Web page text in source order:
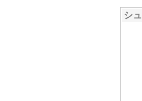
シ